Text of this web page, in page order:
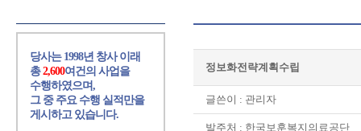
정보화전략계획수립
글쓴이 : 관리자
발주처 : 한국보훈복지의료공단
당사는 1998년 창사 이래
총2,600여건의 사업을
수행하였으며,
그 중 주요 수행 실적만을
게시하고 있습니다.